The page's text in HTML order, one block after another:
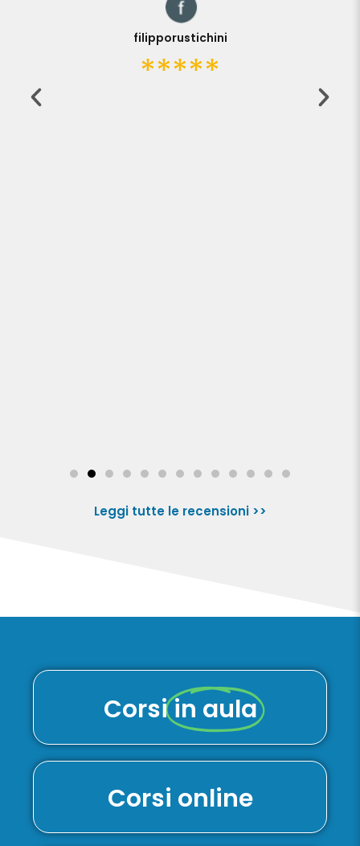
filipporustichini
*****
Leggi tutte le recensioni >>
Corsiin aula
Corsi online